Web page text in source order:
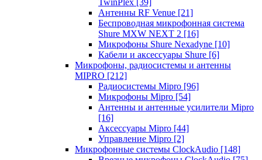
TwinPlex [39]
Антенны RF Venue [21]
Беспроводная микрофонная система
Shure MXW NEXT 2 [16]
Микрофоны Shure Nexadyne [10]
Кабели и аксессуары Shure [6]
Микрофоны, радиосистемы и антенны
MIPRO [212]
Радиосистемы Mipro [96]
Микрофоны Mipro [54]
Антенны и антенные усилители Mipro
[16]
Аксессуары Mipro [44]
Управление Mipro [2]
Микрофонные системы ClockAudio [148]